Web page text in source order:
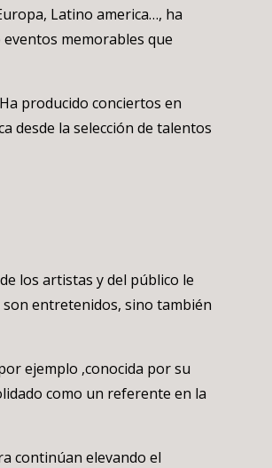
Latino america…, ha
memorables que
producido conciertos en
desde la selección de talentos
los artistas y del público le
entretenidos, sino también
ejemplo ,conocida por su
como un referente en la
continúan elevando el